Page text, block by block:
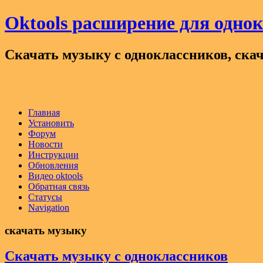
Oktools расширение для
Скачать музыку с одноклассников,
Главная
Установить
Форум
Новости
Инструкции
Обновления
Видео oktools
Обратная связь
Статусы
Navigation
скачать музыку
Скачать музыку с одноклассников